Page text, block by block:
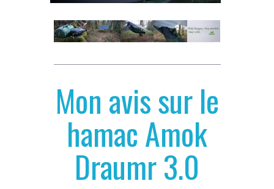
Mon avis sur le
hamac Amok
Draumr 3.0